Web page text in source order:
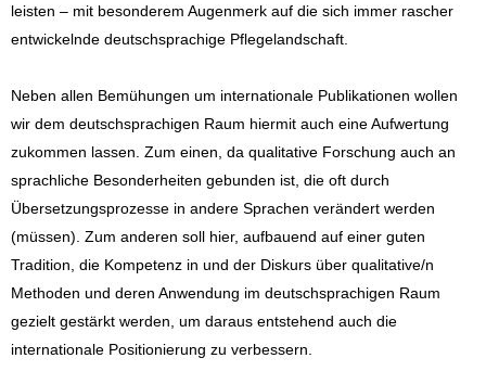
leisten – mit besonderem Augenmerk auf die sich immer rascher
entwickelnde deutschsprachige Pflegelandschaft.
Neben allen Bemühungen um internationale Publikationen wollen
wir dem deutschsprachigen Raum hiermit auch eine Aufwertung
zukommen lassen. Zum einen, da qualitative Forschung auch an
sprachliche Besonderheiten gebunden ist, die oft durch
Übersetzungsprozesse in andere Sprachen verändert werden
(müssen). Zum anderen soll hier, aufbauend auf einer guten
Tradition, die Kompetenz in und der Diskurs über qualitative/n
Methoden und deren Anwendung im deutschsprachigen Raum
gezielt gestärkt werden, um daraus entstehend auch die
internationale Positionierung zu verbessern.